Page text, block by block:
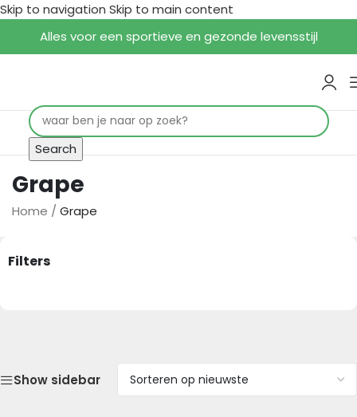
Skip to navigation Skip to main content
Alles voor een sportieve en gezonde levensstijl
Search
Grape
Home / Grape
Filters
Show sidebar